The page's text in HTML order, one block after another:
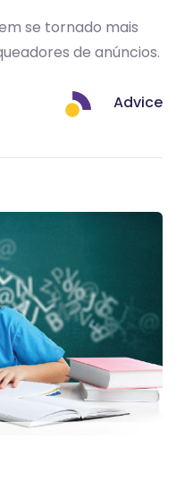
se tornado mais
de anúncios.
Advice